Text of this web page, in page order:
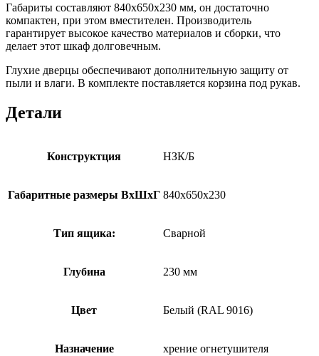
Габариты составляют 840х650х230 мм, он достаточно
компактен, при этом вместителен. Производитель
гарантирует высокое качество материалов и сборки, что
делает этот шкаф долговечным.
Глухие дверцы обеспечивают дополнительную защиту от
пыли и влаги. В комплекте поставляется корзина под рукав.
Детали
Конструктция НЗК/Б
Габаритные размеры ВхШхГ 840х650х230
Тип ящика: Сварной
Глубина 230 мм
Цвет Белый (RAL 9016)
Назначение хрение огнетушителя